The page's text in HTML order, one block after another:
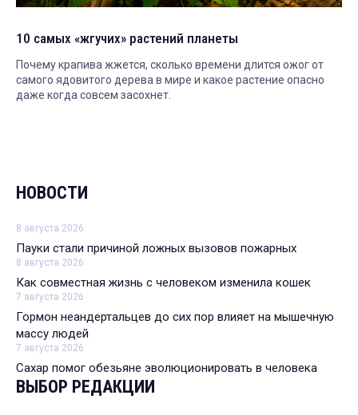
10 самых «жгучих» растений планеты
Почему крапива жжется, сколько времени длится ожог от
самого ядовитого дерева в мире и какое растение опасно
даже когда совсем засохнет.
НОВОСТИ
8 августа 2026
Пауки стали причиной ложных вызовов пожарных
8 августа 2026
Как совместная жизнь с человеком изменила кошек
7 августа 2026
Гормон неандертальцев до сих пор влияет на мышечную
массу людей
7 августа 2026
Сахар помог обезьяне эволюционировать в человека
ВЫБОР РЕДАКЦИИ